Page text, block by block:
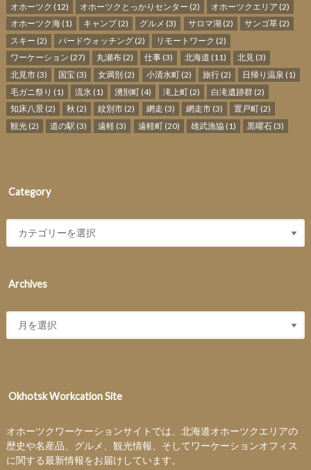
オホーツク (12) オホーツクとっかりセンター (2) オホーツクエリア (2)
オホーツク海(1) キャンプ(2) グルメ (3) サロマ湖 (2) サンゴ草(2)
スキー (2) バードウォッチング (2) リモートワーク (2)
ワーケーション (27) 丸瀬布 (2) 仕事 (3) 北海道 (11) 北見(3)
北見市(3) 国宝 (3) 女満別 (2) 小清水町(2) 旅行(2) 日帰り温泉 (1)
毛ガニ祭り (1) 流氷 (1) 湧別町 (4) 滝上町(2) 白滝遺跡群(2)
知床八景(2) 秋 (2) 紋別市 (2) 網走 (3) 網走市(3) 置戸町(2)
観光(2) 道の駅 (3) 遠軽 (3) 遠軽町(20) 雄武漁協(1) 黒曜石(3)
Category
Archives
Okhotsk Workcation Site
オホーツクワーケーションサイトでは、北海道オホーツクエリアの
歴史や名産品、グルメ、観光情報、そしてワーケーションオフィス
に関する最新情報をお届けしています。